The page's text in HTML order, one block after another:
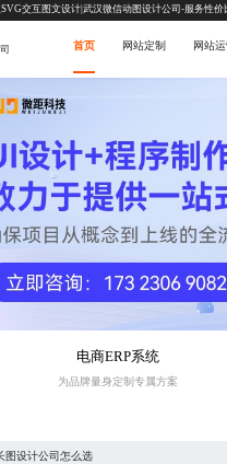
交互图文设计|武汉微信动图设计公司-服务性价
首页 网站定制 网站
电商ERP系统
为品牌量身定制专属方案
图设计公司怎么选